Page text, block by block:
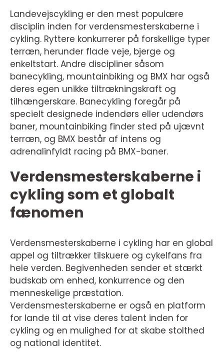
Landevejscykling er den mest populære
disciplin inden for verdensmesterskaberne i
cykling. Ryttere konkurrerer på forskellige typer
terræn, herunder flade veje, bjerge og
enkeltstart. Andre discipliner såsom
banecykling, mountainbiking og BMX har også
deres egen unikke tiltrækningskraft og
tilhængerskare. Banecykling foregår på
specielt designede indendørs eller udendørs
baner, mountainbiking finder sted på ujævnt
terræn, og BMX består af intens og
adrenalinfyldt racing på BMX-baner.
Verdensmesterskaberne i
cykling som et globalt
fænomen
Verdensmesterskaberne i cykling har en global
appel og tiltrækker tilskuere og cykelfans fra
hele verden. Begivenheden sender et stærkt
budskab om enhed, konkurrence og den
menneskelige præstation.
Verdensmesterskaberne er også en platform
for lande til at vise deres talent inden for
cykling og en mulighed for at skabe stolthed
og national identitet.